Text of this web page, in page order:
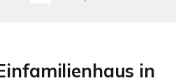
in